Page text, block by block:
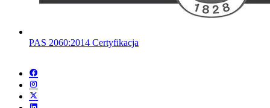
PAS 2060:2014 Certyfikacja